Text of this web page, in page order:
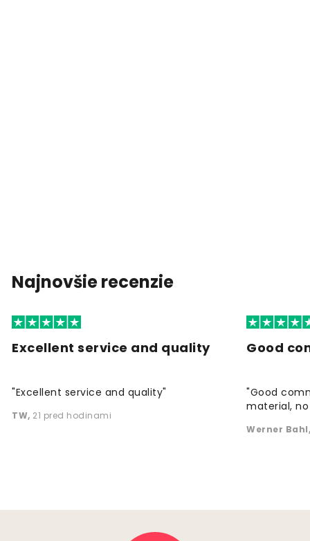
Najnovšie recenzie
Excellent service and quality
"Excellent service and quality"
TW, 21 pred hodinami
Good
"Good
material,
Werner Bahl